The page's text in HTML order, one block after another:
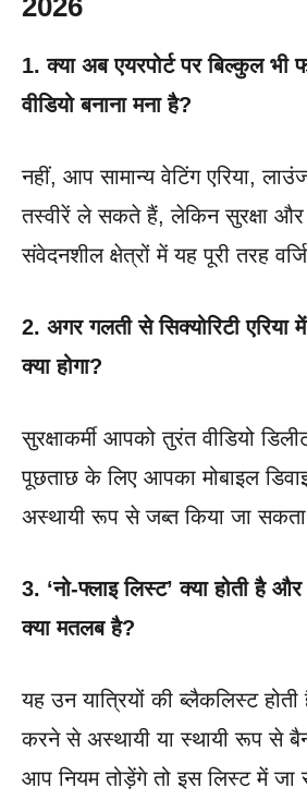
2026
1. क्या अब एयरपोर्ट पर बिल्कुल भी
वीडियो बनाना मना है?
नहीं, आप सामान्य वेटिंग एरिया,
तस्वीरें ले सकते हैं, लेकिन सुरक्षा और
संवेदनशील क्षेत्रों में यह पूरी तरह
2. अगर गलती से सिक्योरिटी एरिया
क्या होगा?
सुरक्षाकर्मी आपको तुरंत वीडियो
पूछताछ के लिए आपका मोबाइल
अस्थायी रूप से जब्त किया जा
3. ‘नो-फ्लाइ लिस्ट’ क्या होती है
क्या मतलब है?
यह उन यात्रियों की ब्लैकलिस्ट होती
करने से अस्थायी या स्थायी रूप से
आप नियम तोड़ेंगे तो इस लिस्ट में